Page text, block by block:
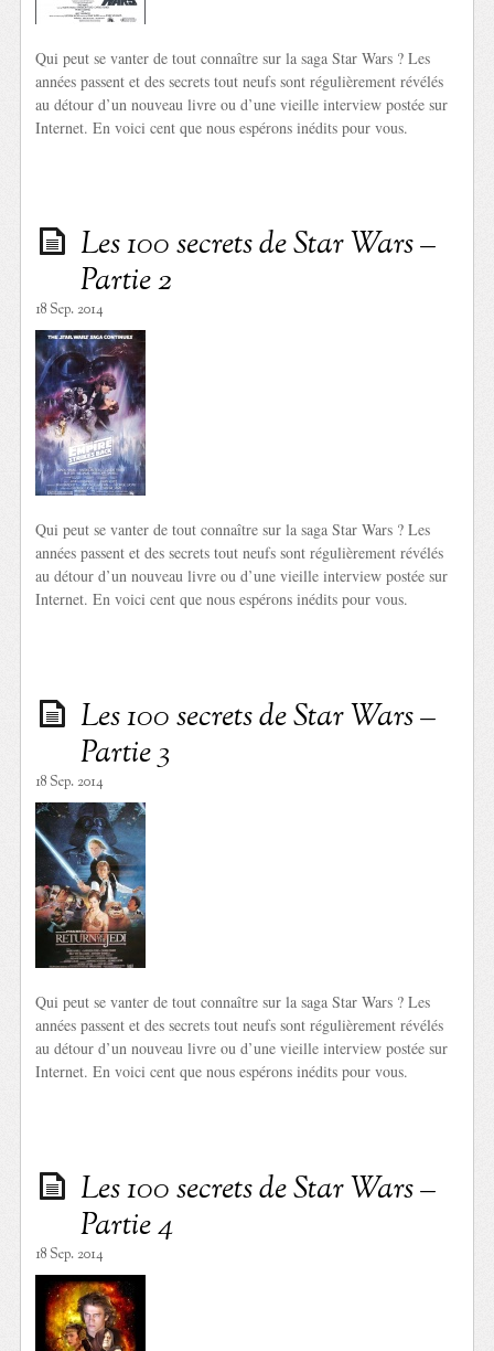
Qui peut se vanter de tout connaître sur la saga Star Wars ? Les
années passent et des secrets tout neufs sont régulièrement révélés
au détour d’un nouveau livre ou d’une vieille interview postée sur
Internet. En voici cent que nous espérons inédits pour vous.
Les 100 secrets de Star Wars –
Partie 2
18 Sep. 2014
Qui peut se vanter de tout connaître sur la saga Star Wars ? Les
années passent et des secrets tout neufs sont régulièrement révélés
au détour d’un nouveau livre ou d’une vieille interview postée sur
Internet. En voici cent que nous espérons inédits pour vous.
Les 100 secrets de Star Wars –
Partie 3
18 Sep. 2014
Qui peut se vanter de tout connaître sur la saga Star Wars ? Les
années passent et des secrets tout neufs sont régulièrement révélés
au détour d’un nouveau livre ou d’une vieille interview postée sur
Internet. En voici cent que nous espérons inédits pour vous.
Les 100 secrets de Star Wars –
Partie 4
18 Sep. 2014